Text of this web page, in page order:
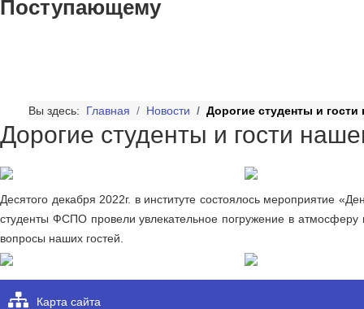
Поступающему
Вы здесь: Главная Новости Дорогие студенты и гости
Дорогие студенты и гости
Десятого декабря 2022г. в институте состоялось мероприятие
студенты ФСПО провели увлекательное погружение в атмосферу
вопросы наших гостей.
Карта сайта